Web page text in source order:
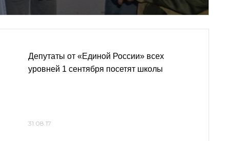
Депутаты от «Единой России» всех
уровней 1 сентября посетят школы
31.08.17